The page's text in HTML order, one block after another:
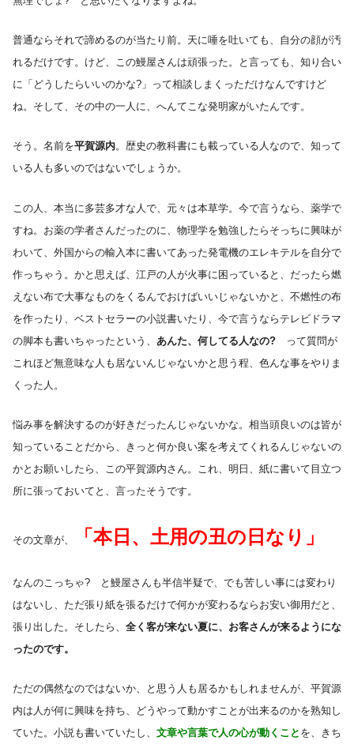
普通ならそれで諦めるのが当たり前。天に唾を吐いても、自分の顔が汚
れるだけです。けど、この鰻屋さんは頑張った。と言っても、知り合い
に「どうしたらいいのかな?」って相談しまくっただけなんですけど
ね。そして、その中の一人に、へんてこな発明家がいたんです。
そう。名前を平賀源内。歴史の教科書にも載っている人なので、知って
いる人も多いのではないでしょうか。
この人、本当に多芸多才な人で、元々は本草学。今で言うなら、薬学で
すね。お薬の学者さんだったのに、物理学を勉強したらそっちに興味が
わいて、外国からの輸入本に書いてあった発電機のエレキテルを自分で
作っちゃう。かと思えば、江戸の人が火事に困っていると、だったら燃
えない布で大事なものをくるんでおけばいいじゃないかと、不燃性の布
を作ったり、ベストセラーの小説書いたり、今で言うならテレビドラマ
の脚本も書いちゃったという、 あんた、何してる人なの?
って質問が
これほど無意味な人も居ないんじゃないかと思う程、色んな事をやりま
くった人。
悩み事を解決するのが好きだったんじゃないかな。相当頭良いのは皆が
知っていることだから、きっと何か良い案を考えてくれるんじゃないの
かとお願いしたら、この平賀源内さん。これ、明日、紙に書いて目立つ
所に張っておいてと、言ったそうです。
その文章が、 「本日、土用の丑の日なり」
なんのこっちゃ? と鰻屋さんも半信半疑で、でも苦しい事には変わり
はないし、ただ張り紙を張るだけで何かが変わるならお安い御用だと、
張り出した。そしたら、 全く客が来ない夏に、お客さんが来るようにな
ったのです。
ただの偶然なのではないか、と思う人も居るかもしれませんが、平賀源
内は人が何に興味を持ち、どうやって動かすことが出来るのかを熟知し
ていた。小説も書いていたし、 文章や言葉で人の心が動くこと を、きち